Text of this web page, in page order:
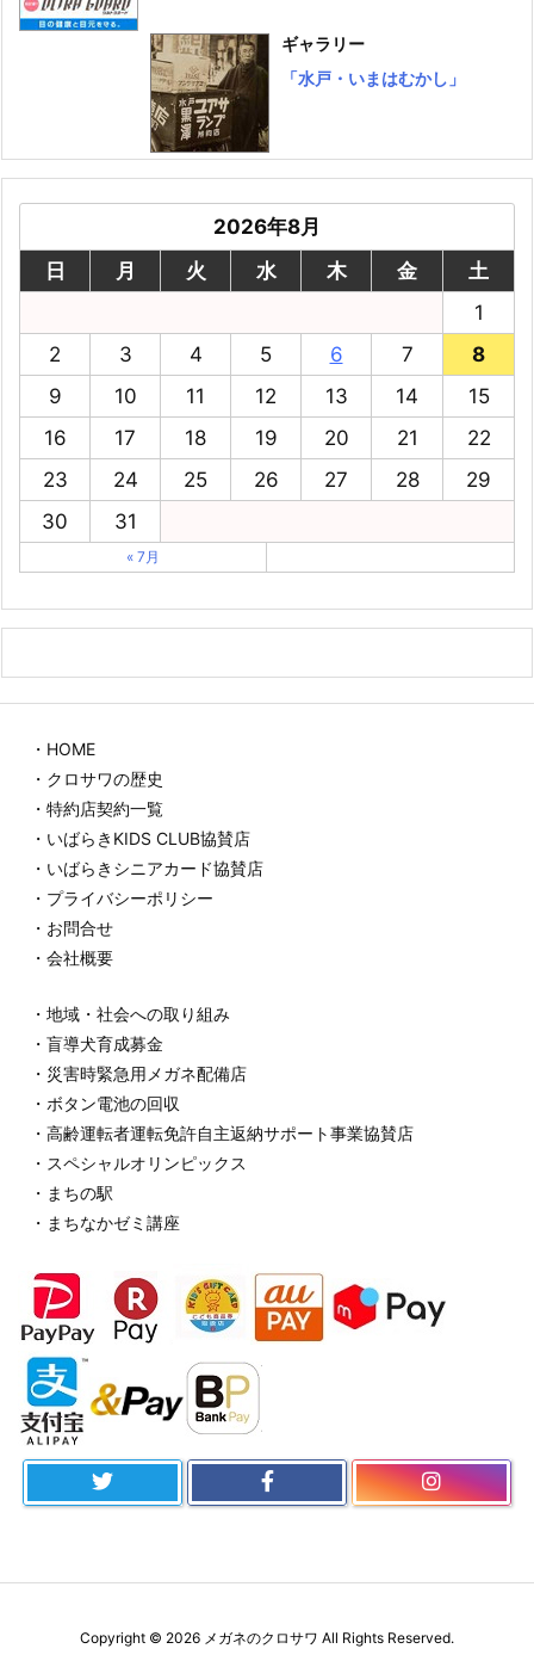
ギャラリー
「水戸・いまはむかし」
2026年8月
日
月 火 水 木 金
土
1
2
3 4 5 6 7
8
9
10 11 12 13 14
15
16
17 18 19 20 21
22
23
24 25 26 27 28
29
30
31
« 7月
・HOME
・クロサワの歴史
・特約店契約一覧
・いばらきKIDS CLUB協賛店
・いばらきシニアカード協賛店
・プライバシーポリシー
・お問合せ
・会社概要
・地域・社会への取り組み
・盲導犬育成募金
・災害時緊急用メガネ配備店
・ボタン電池の回収
・高齢運転者運転免許自主返納サポート事業協賛店
・スペシャルオリンピックス
・まちの駅
・まちなかゼミ講座
Copyright © 2026 メガネのクロサワ All Rights Reserved.